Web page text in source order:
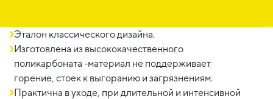
Эталон классического дизайна.
Изготовлена из высококачественного
поликарбоната -материал не поддерживает
горение, стоек к выгоранию и загрязнениям.
Практична в уходе, при длительной и интенсивной